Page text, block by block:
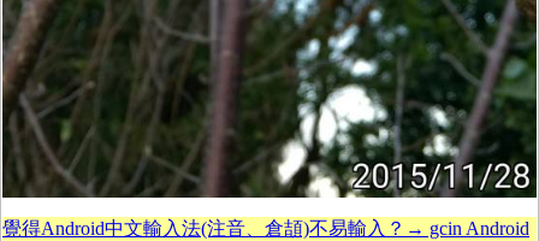
覺得Android中文輸入法(注音、倉頡)不易輸入？→ gcin Android